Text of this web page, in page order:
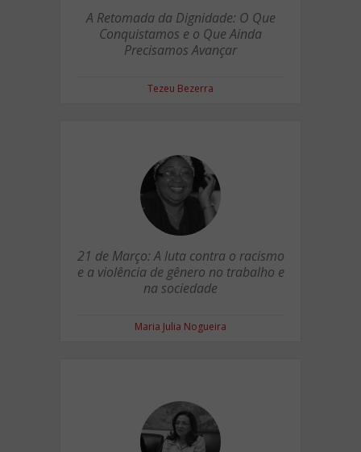
A Retomada da Dignidade: O Que
Conquistamos e o Que Ainda
Precisamos Avançar
Tezeu Bezerra
21 de Março: A luta contra o racismo
e a violência de gênero no trabalho e
na sociedade
Maria Julia Nogueira